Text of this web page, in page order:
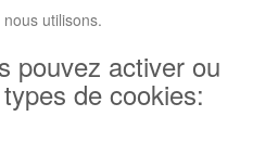
utilisons.
pouvez activer ou
de cookies: